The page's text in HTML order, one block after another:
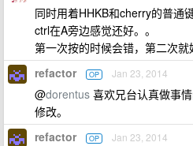
同时用着HHKB和cherry的普通
ctrl在A旁边感觉还好。。
第一次按的时候会错，第二次就
refactor OP Jan 23, 2014
@dorentus 喜欢兄台认真做事
修改。
refactor OP Jan 23, 2014